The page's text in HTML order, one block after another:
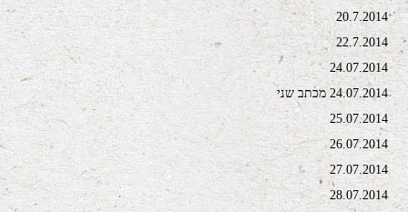
20.7.2014
22.7.2014
24.07.2014
24.07.2014 מכתב שני
25.07.2014
26.07.2014
27.07.2014
28.07.2014